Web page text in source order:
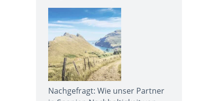
Nachgefragt: Wie unser Partner